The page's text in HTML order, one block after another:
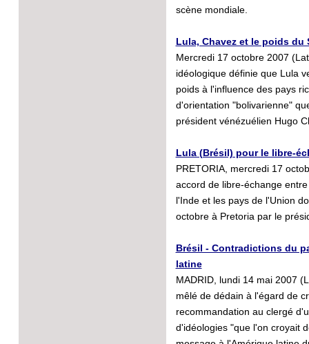
scène mondiale.
Lula, Chavez et le poids du
Mercredi 17 octobre 2007
idéologique définie que Lula
poids à l'influence des pays
d'orientation "bolivarienne"
président vénézuélien Hugo
Lula (Brésil) pour le libre-
PRETORIA, mercredi 17
accord de libre-échange
l'Inde et les pays de l'Union
octobre à Pretoria par le
Brésil - Contradictions du
latine
MADRID, lundi 14 mai 2007
mêlé de dédain à l'égard de
recommandation au clergé
d'idéologies "que l'on croyait